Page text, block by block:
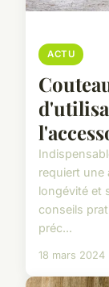
ACTU
requiert une
longévité et
conseils
préc...
18 mars 2024